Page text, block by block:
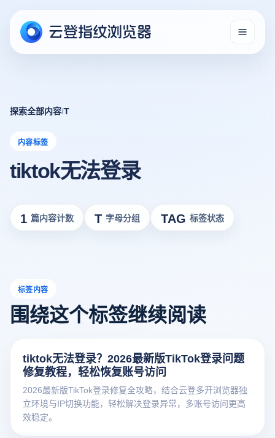
探索全部内容/T
内容标签
tiktok无法登录
1 篇内容计数 T 字母分组 TAG 标签状态
标签内容
围绕这个标签继续阅读
tiktok无法登录？2026最新版TikTok登录问题
修复教程，轻松恢复账号访问
2026最新版TikTok登录修复全攻略，结合云登多开浏览器独
立环境与IP切换功能，轻松解决登录异常，多账号访问更高
效稳定。